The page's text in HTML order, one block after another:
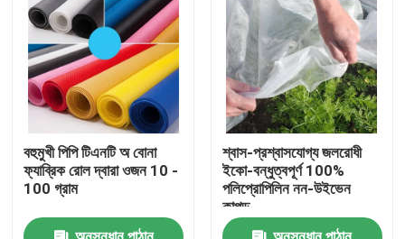
পণ্য
আমাদের সম্পর্কে
কারখানা ভ্রমণ
মান নিয়ন্ত্রণ
বহুমুখী পিপি টিএনটি অ বোনা
ফ্যাব্রিক রোল দ্বারা ওজন 10 -
100 গ্রাম
শ্বাস-প্রশ্বাসযোগ্য জলরোধী
ইকো-বন্ধুত্বপূর্ণ 100%
পলিপ্রোপিলিন নন-উইভেন
কাপড়